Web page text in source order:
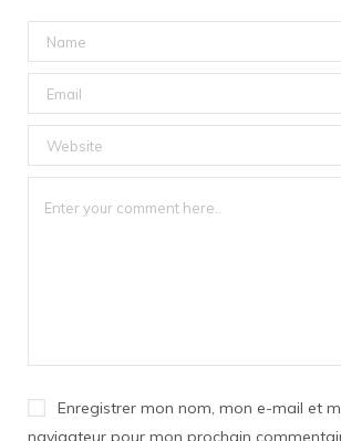
Enregistrer mon nom, mon e-mail et
navigateur pour mon prochain